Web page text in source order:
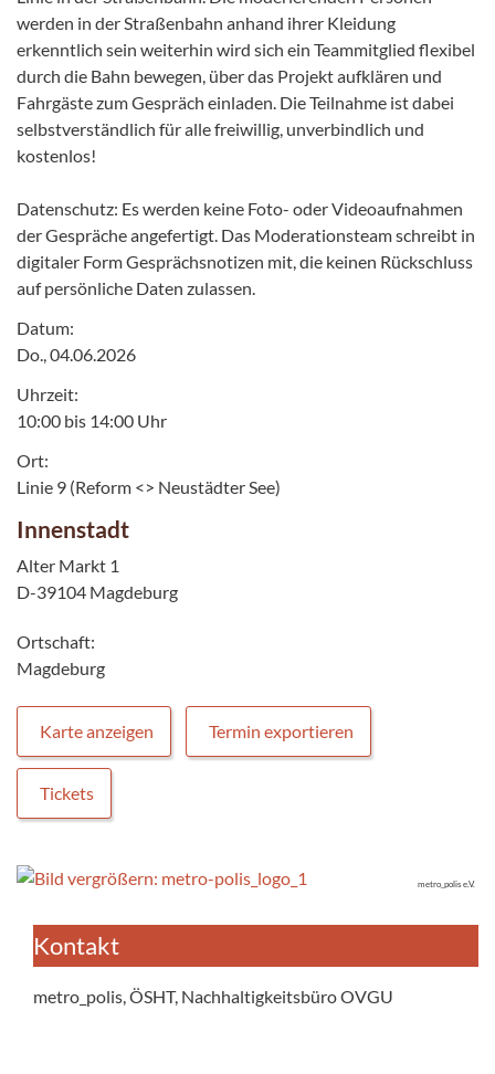
werden in der Straßenbahn anhand ihrer Kleidung
erkenntlich sein weiterhin wird sich ein Teammitglied flexibel
durch die Bahn bewegen, über das Projekt aufklären und
Fahrgäste zum Gespräch einladen. Die Teilnahme ist dabei
selbstverständlich für alle freiwillig, unverbindlich und
kostenlos!
Datenschutz: Es werden keine Foto- oder Videoaufnahmen
der Gespräche angefertigt. Das Moderationsteam schreibt in
digitaler Form Gesprächsnotizen mit, die keinen Rückschluss
auf persönliche Daten zulassen.
Datum:
Do., 04.06.2026
Uhrzeit:
10:00 bis 14:00 Uhr
Ort:
Linie 9 (Reform <> Neustädter See)
Innenstadt
Alter Markt 1
D-39104 Magdeburg
Ortschaft:
Magdeburg
Karte anzeigen Termin exportieren
Tickets
metro_polis e.V.
Kontakt
metro_polis, ÖSHT, Nachhaltigkeitsbüro OVGU